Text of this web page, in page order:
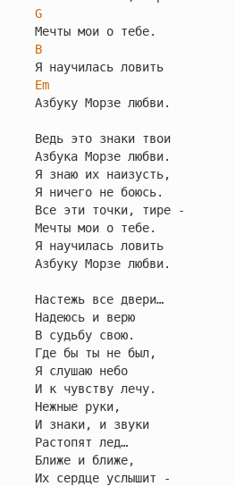
G
B
Em
Азбуку Морзе любви.
Ведь это знаки твои
Азбука Морзе любви.
Я знаю их наизусть,
Я ничего не боюсь.
Все эти точки, тире -
Мечты мои о тебе.
Я научилась ловить
Азбуку Морзе любви.
Настежь все двери…
Надеюсь и верю
В судьбу свою.
Где бы ты не был,
Я слушаю небо
И к чувству лечу.
Нежные руки,
И знаки, и звуки
Растопят лед…
Ближе и ближе,
Их сердце услышит -